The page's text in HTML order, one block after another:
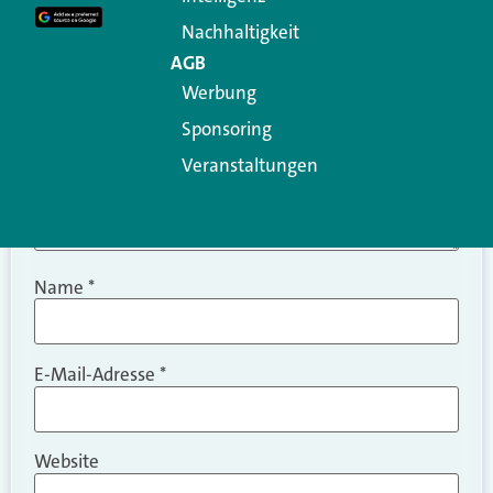
Kommentar
Name *
E-Mail-Adresse *
Website
Nachhaltigkeit
AGB
Werbung
Sponsoring
Veranstaltungen